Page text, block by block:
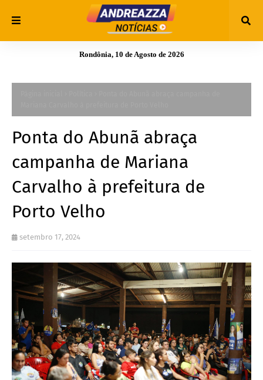
Rondônia, 10 de Agosto de 2026
Ponta do Abunã abraça
campanha de Mariana
Carvalho à prefeitura de
Porto Velho
setembro 17, 2024